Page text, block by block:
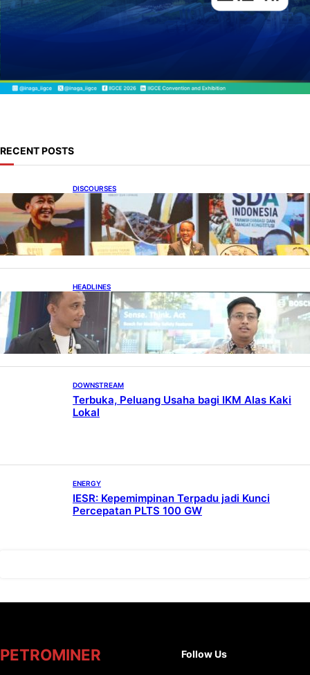
RECENT POSTS
DISCOURSES
Bahlil Luncurkan 10 Buku Rekam Jejak
Kepemimpinan dan Kebijakan
HEADLINES
Teknologi Keselamatan, Penentu Baru
Persaingan Industri Otomotif
DOWNSTREAM
Terbuka, Peluang Usaha bagi IKM Alas Kaki
Lokal
ENERGY
IESR: Kepemimpinan Terpadu jadi Kunci
Percepatan PLTS 100 GW
PETROMINER Follow Us